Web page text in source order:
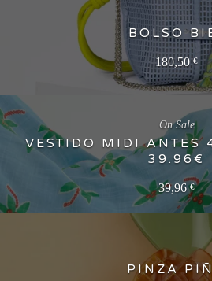
BOLSO
180,50€
VESTIDO MIDI ANTES
39.96€
39,96€
On Sale
PINZA